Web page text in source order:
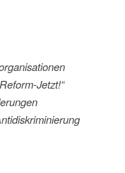
Jetzt!“